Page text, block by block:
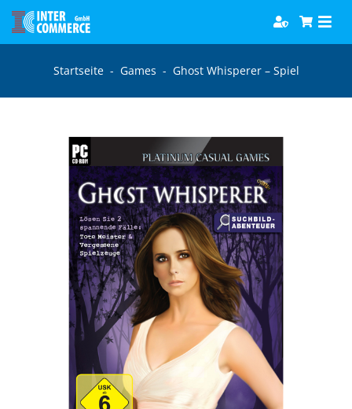
Zum
Inhalt
Software
Hörbücher
Startseite- Games - Ghost Whisperer – Spiel